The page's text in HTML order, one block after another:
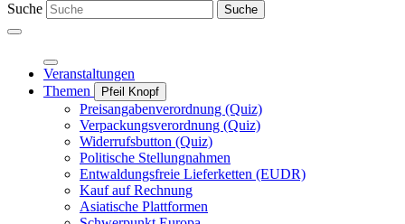
Suche
Suche
Veranstaltungen
Themen
Pfeil Knopf
Preisangabenverordnung (Quiz)
Verpackungsverordnung (Quiz)
Widerrufsbutton (Quiz)
Politische Stellungnahmen
Entwaldungsfreie Lieferketten (EUDR)
Kauf auf Rechnung
Asiatische Plattformen